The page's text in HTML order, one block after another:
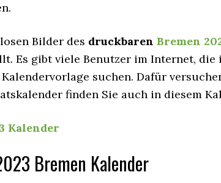
Bilder des druckbaren Bremen
Es gibt viele Benutzer im Internet, die
suchen. Dafür
finden Sie auch in diesem
Kalender
Bremen Kalender